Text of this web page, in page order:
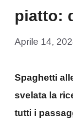
piatto:
Aprile 14,
Spaghetti
svelata la
tutti i